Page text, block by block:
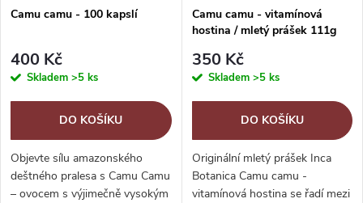
Camu camu - 100 kapslí
400 Kč
Skladem >5 ks
DO KOŠÍKU
Objevte sílu amazonského
deštného pralesa s Camu Camu
– ovocem s výjimečně vysokým
Camu camu - vitamínová
hostina / mletý prášek 111g
350 Kč
Skladem >5 ks
DO KOŠÍKU
Originální mletý prášek Inca
Botanica Camu camu -
vitamínová hostina se řadí mezi